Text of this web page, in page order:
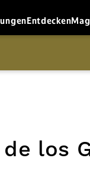
Entdecken
los